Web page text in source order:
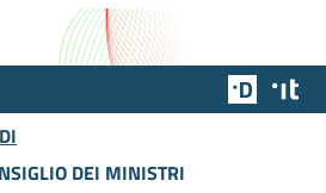
Team
DEI MINISTRI